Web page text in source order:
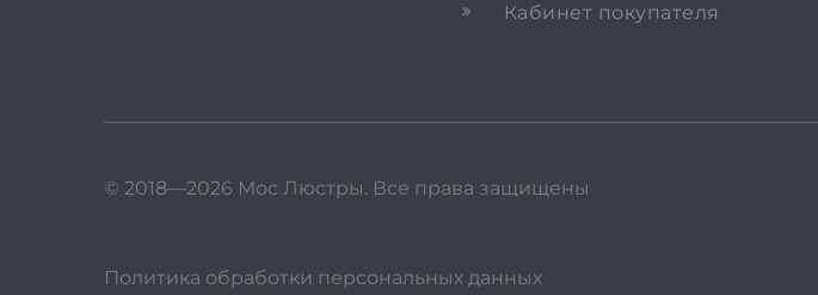
Кабинет покупателя
© 2018—2026 Мос Люстры. Все права защищены
Политика обработки персональных данных